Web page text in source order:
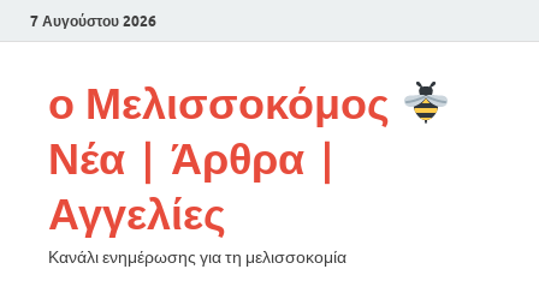
7 Αυγούστου 2026
ο Μελισσοκόμος
Νέα | Άρθρα |
Αγγελίες
Κανάλι ενημέρωσης για τη μελισσοκομία